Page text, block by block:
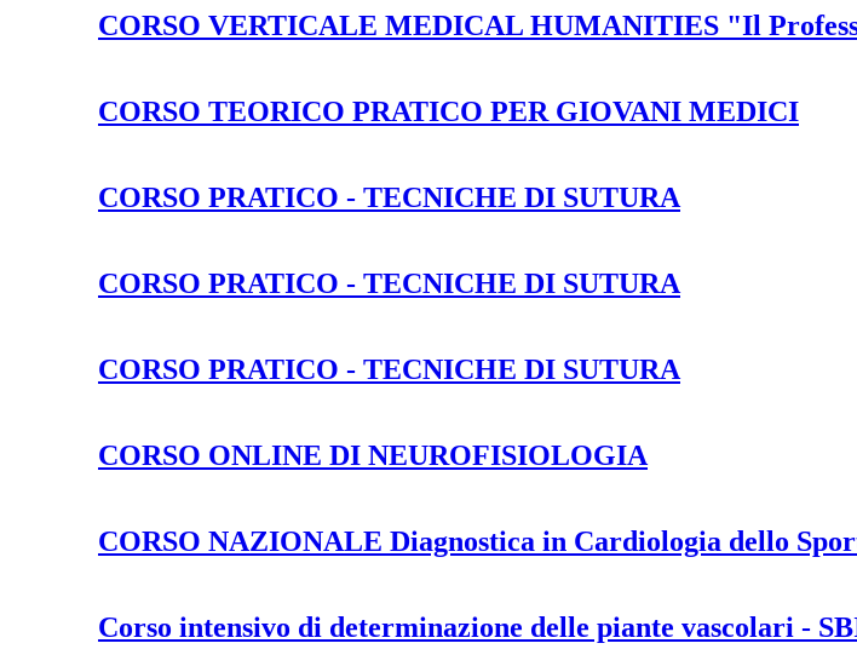
CORSO VERTICALE MEDICAL HUMANITIES "Il
CORSO TEORICO PRATICO PER GIOVANI MEDICI
CORSO PRATICO - TECNICHE DI SUTURA
CORSO PRATICO - TECNICHE DI SUTURA
CORSO PRATICO - TECNICHE DI SUTURA
CORSO ONLINE DI NEUROFISIOLOGIA
CORSO NAZIONALE Diagnostica in Cardiologia dello
Corso intensivo di determinazione delle piante vascolari -